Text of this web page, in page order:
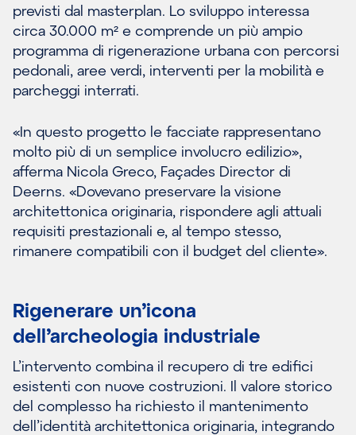
previsti dal masterplan. Lo sviluppo interessa
circa 30.000 m² e comprende un più ampio
programma di rigenerazione urbana con percorsi
pedonali, aree verdi, interventi per la mobilità e
parcheggi interrati.
«In questo progetto le facciate rappresentano
molto più di un semplice involucro edilizio»,
afferma Nicola Greco, Façades Director di
Deerns. «Dovevano preservare la visione
architettonica originaria, rispondere agli attuali
requisiti prestazionali e, al tempo stesso,
rimanere compatibili con il budget del cliente».
Rigenerare un’icona
dell’archeologia industriale
L’intervento combina il recupero di tre edifici
esistenti con nuove costruzioni. Il valore storico
del complesso ha richiesto il mantenimento
dell’identità architettonica originaria, integrando